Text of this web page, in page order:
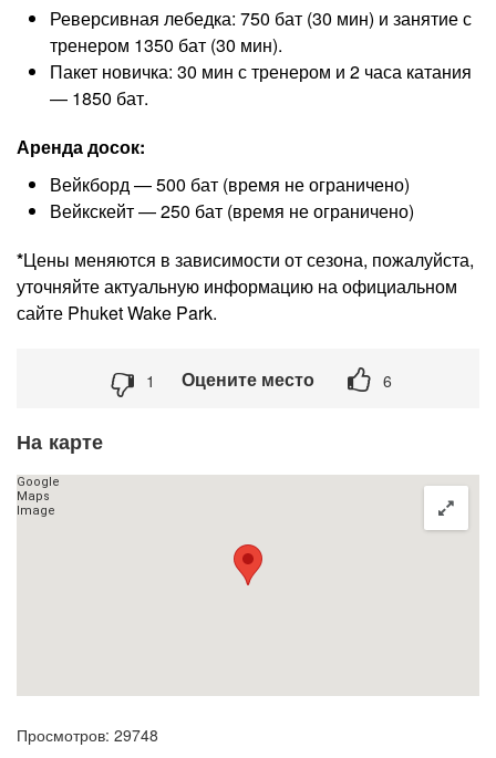
Реверсивная лебедка: 750 бат (30 мин) и занятие с
тренером 1350 бат (30 мин).
Пакет новичка: 30 мин с тренером и 2 часа катания
— 1850 бат.
Аренда досок:
Вейкборд — 500 бат (время не ограничено)
Вейкскейт — 250 бат (время не ограничено)
*Цены меняются в зависимости от сезона, пожалуйста,
уточняйте актуальную информацию на официальном
сайте Phuket Wake Park.
1 Оцените место 6
На карте
Просмотров: 29748